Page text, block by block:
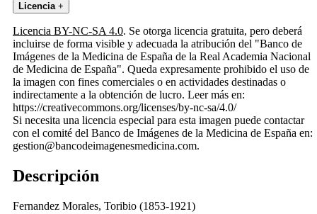
Licencia +
Licencia BY-NC-SA 4.0. Se otorga licencia gratuita, pero deberá
incluirse de forma visible y adecuada la atribución del "Banco de
Imágenes de la Medicina de España de la Real Academia Nacional
de Medicina de España". Queda expresamente prohibido el uso de
la imagen con fines comerciales o en actividades destinadas o
indirectamente a la obtención de lucro. Leer más en:
https://creativecommons.org/licenses/by-nc-sa/4.0/
Si necesita una licencia especial para esta imagen puede contactar
con el comité del Banco de Imágenes de la Medicina de España en:
gestion@bancodeimagenesmedicina.com.
Descripción
Fernandez Morales, Toribio (1853-1921)